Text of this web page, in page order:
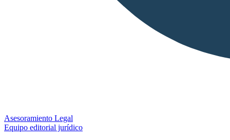
Asesoramiento Legal
Equipo editorial jurídico